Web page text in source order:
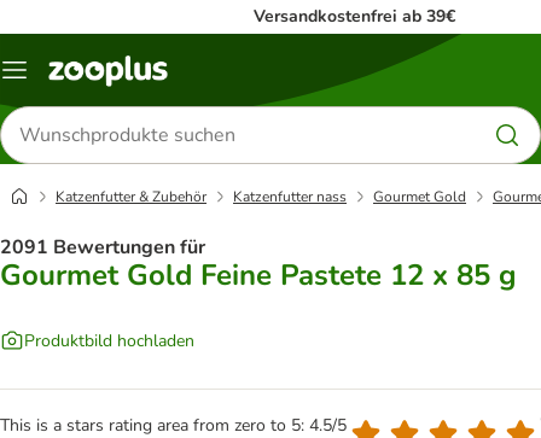
Versandkostenfrei ab 39€
Menü
Produkte
suchen
Katzenfutter & Zubehör Katzenfutter nass Gourmet Gold
2091 Bewertungen für
Gourmet Gold Feine Pastete 12 x 85 g
Produktbild hochladen
This is a stars rating area from zero to 5: 4.5/5